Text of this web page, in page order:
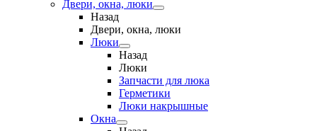
Двери, окна, люки
Назад
Двери, окна, люки
Люки
Назад
Люки
Запчасти для люка
Герметики
Люки накрышные
Окна